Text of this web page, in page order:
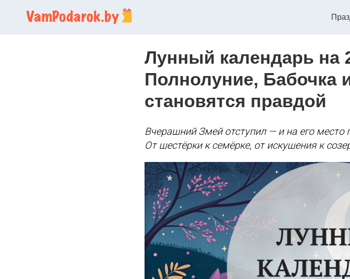
Лунный календарь на
Полнолуние, Бабочка
становятся правдой
Вчерашний Змей отступил — и на его
От шестёрки к семёрке, от искушения к